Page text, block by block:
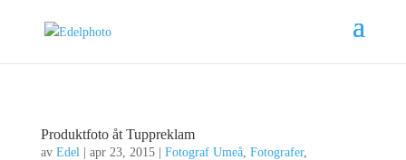
Produktfoto åt Tuppreklam
av Edel| apr 23, 2015| Fotograf Umeå, Fotografer,